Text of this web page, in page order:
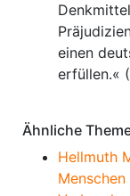
einen
erfüllen.«
Ähnliche
Hellmuth